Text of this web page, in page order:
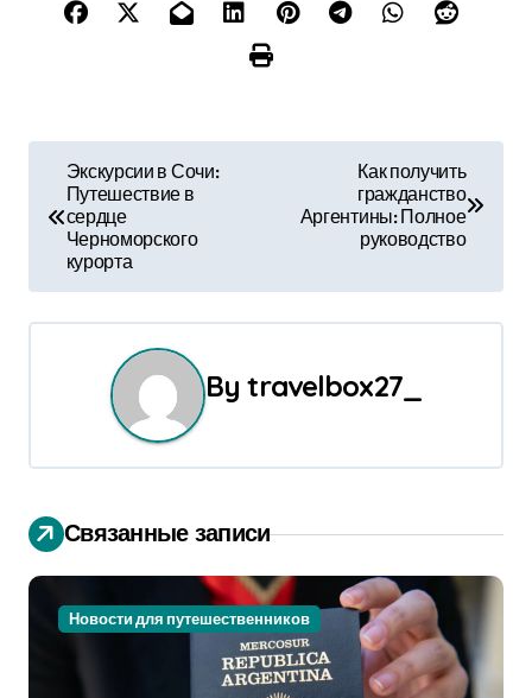
и
ц
и
я
п
Экскурсии в Сочи:
Путешествие в
сердце
Черноморского
курорта
Как получить
гражданство
Аргентины: Полное
руководство
Bytravelbox27_
Связанные записи
Новости для путешественников